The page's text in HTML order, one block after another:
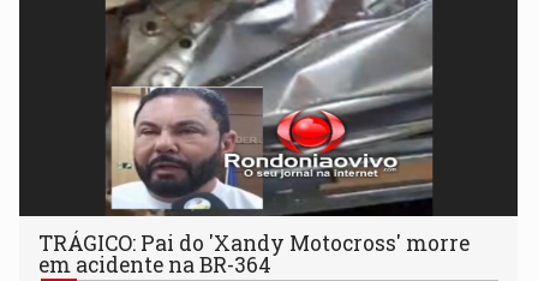
TRÁGICO: Pai do 'Xandy Motocross' morre
em acidente na BR-364